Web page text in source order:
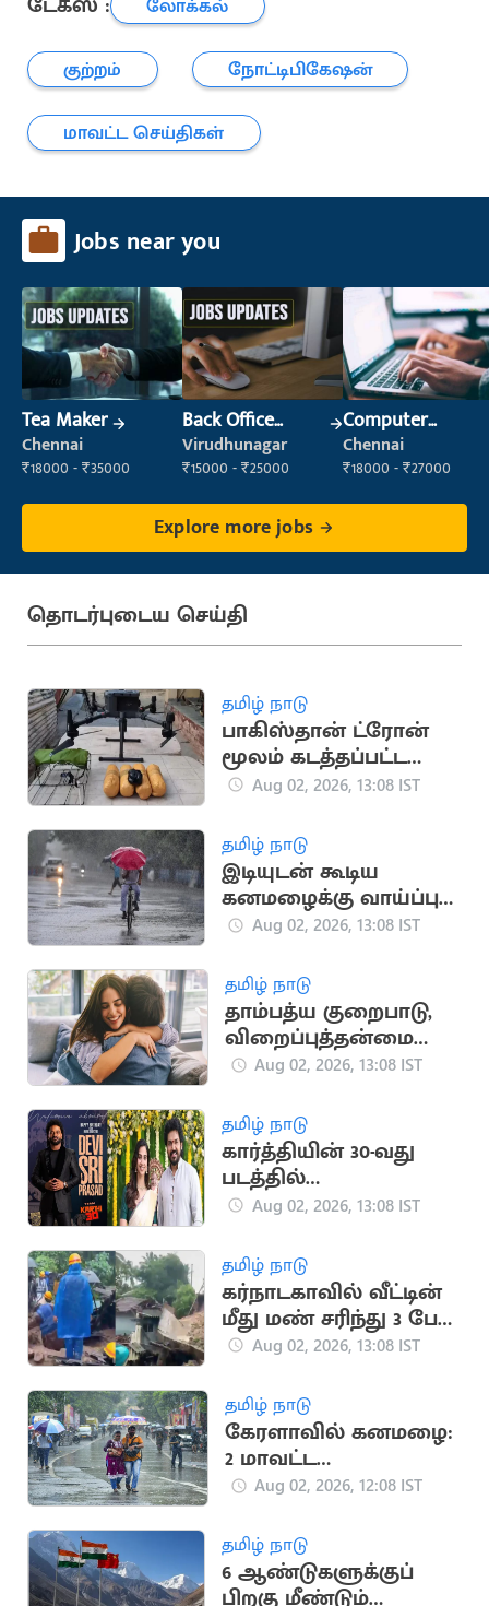
குற்றம்
நோட்டிபிகேஷன்
மாவட்ட செய்திகள்
Jobs near you
Tea Maker
Chennai
₹18000 - ₹35000
Back Office
Executive
(Administration)
Virudhunagar
₹15000 - ₹25000
Computer
Operator
Chennai
₹18000 - ₹27000
Explore more jobs
தொடர்புடைய செய்தி
தமிழ் நாடு
பாகிஸ்தான் ட்ரோன்
மூலம் கடத்தப்பட்ட
ரூ.50 கோடி
பறிமுதல்
Aug 02, 2026, 13:08 IST
தமிழ் நாடு
இடியுடன் கூடிய
கனமழைக்கு வாய்ப்பு -
ஹேமச்சந்திரன்
Aug 02, 2026, 13:08 IST
தமிழ் நாடு
தாம்பத்ய குறைபாடு,
விறைப்புத்தன்மை
குறைபாட்டை சரி
Aug 02, 2026, 13:08 IST
தமிழ் நாடு
கார்த்தியின் 30-வது
படத்தில்
இசையமைப்பாளராக
பிரசாத்'
Aug 02, 2026, 13:08 IST
தமிழ் நாடு
கர்நாடகாவில் வீட்டின்
மீது மண் சரிந்து 3 பேர்
பலிAug 02, 2026, 13:08 IST
தமிழ் நாடு
கேரளாவில் கனமழை:
2 மாவட்ட
பள்ளிகளுக்கு நாளை
Aug 02, 2026, 12:08 IST
தமிழ் நாடு
6 ஆண்டுகளுக்குப்